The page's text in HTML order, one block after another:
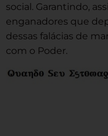
social. Garantindo,
enganadores que
dessas falácias de
com o Poder.